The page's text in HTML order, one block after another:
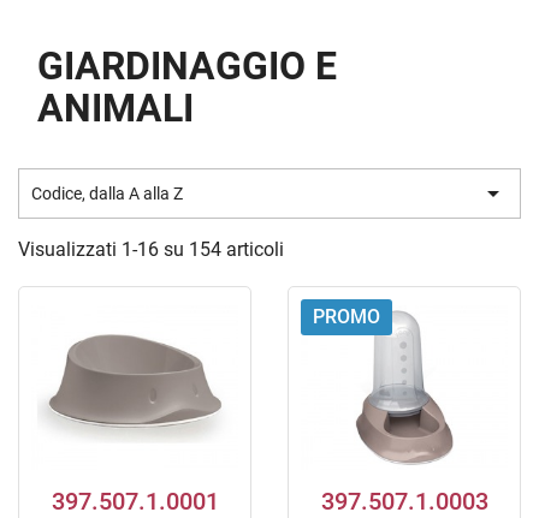
GIARDINAGGIO E
ANIMALI
Codice, dalla A alla Z 
Visualizzati 1-16 su 154 articoli
397.507.1.0001
PROMO
397.507.1.0003